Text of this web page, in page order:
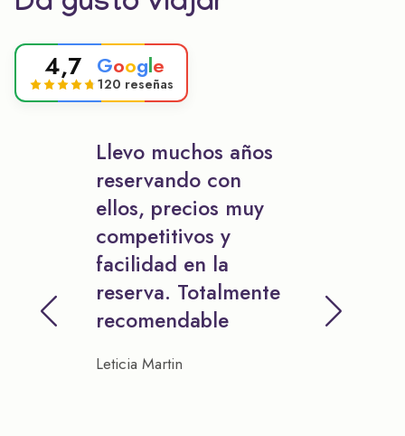
4,7 Google
120 reseñas
Llevo muchos años
reservando con
ellos, precios muy
competitivos y
facilidad en la
reserva. Totalmente
recomendable
Leticia Martin